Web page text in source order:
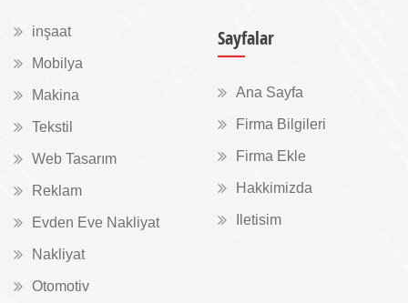
inşaat
Mobilya
Makina
Tekstil
Web Tasarım
Reklam
Evden Eve Nakliyat
Nakliyat
Otomotiv
Sayfalar
Ana Sayfa
Firma Bilgileri
Firma Ekle
Hakkimizda
Iletisim